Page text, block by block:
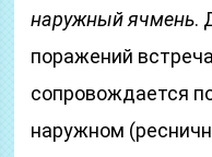
наружный ячмень.
поражений
сопровождается
наружном